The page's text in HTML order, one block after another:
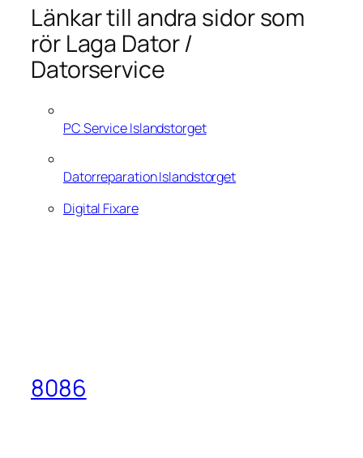
Länkar till andra sidor som
rör Laga Dator /
Datorservice
PC Service Islandstorget
Datorreparation Islandstorget
Digital Fixare
8086